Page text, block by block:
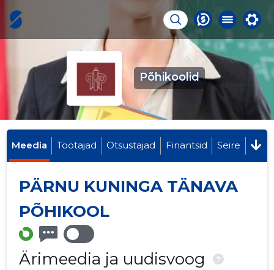
Põhikoolid
Meedia Töötajad Otsustajad Finantsid Seire
PÄRNU KUNINGA TÄNAVA
PÕHIKOOL
Ärimeedia ja uudisvoog ?